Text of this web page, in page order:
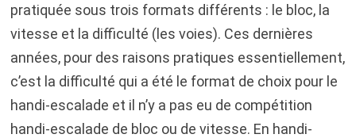
pratiquée sous trois formats différents : le bloc, la
vitesse et la difficulté (les voies). Ces dernières
années, pour des raisons pratiques essentiellement,
c’est la difficulté qui a été le format de choix pour le
handi-escalade et il n’y a pas eu de compétition
handi-escalade de bloc ou de vitesse. En handi-